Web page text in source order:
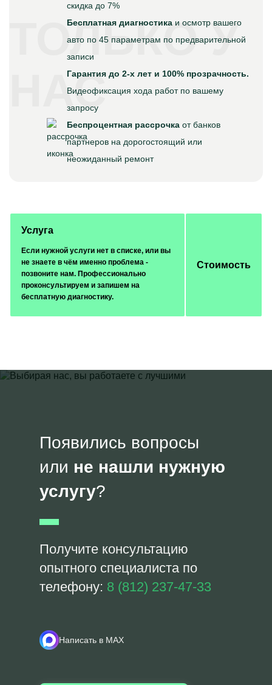
скидка до 7%
Бесплатная диагностика и осмотр вашего
авто по 45 параметрам по предварительной
записи
Гарантия до 2-х лет и 100% прозрачность.
Видеофиксация хода работ по вашему
запросу
Беспроцентная рассрочка от банков
партнеров на дорогостоящий или
неожиданный ремонт
ТОЛЬКО У
НАС
Услуга
Если нужной услуги нет в списке, или вы
не знаете в чём именно проблема -
позвоните нам. Профессионально
проконсультируем и запишем на
бесплатную диагностику.
Стоимость
Появились вопросы
или не нашли нужную
услугу?
Получите консультацию
опытного специалиста по
телефону: 8 (812) 237-47-33
Написать в MAX